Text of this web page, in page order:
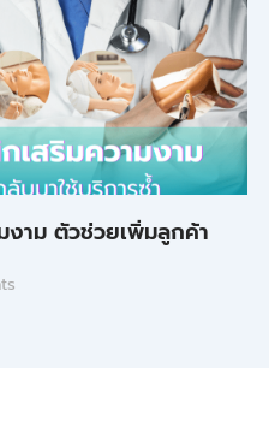
งาม ตัวช่วยเพิ่มลูกค้า